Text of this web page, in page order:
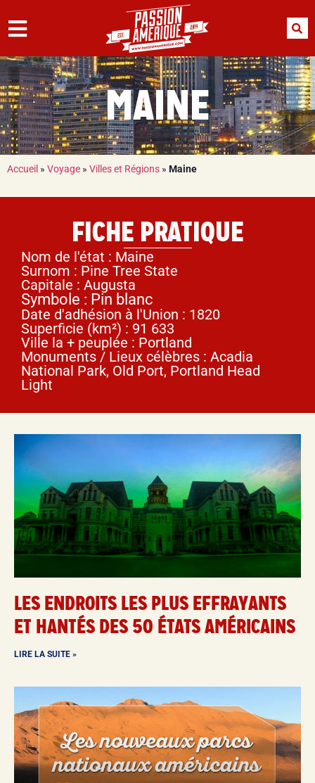
MAINE
Accueil » Voyage » Villes et Régions » Maine
LES ENDROITS LES PLUS EFFRAYANTS
ET HANTÉS DES 50 ÉTATS AMÉRICAINS
LIRE LA SUITE »
FICHE PRATIQUE
Nom de l'état : Maine
Surnom : Pine Tree State
Capitale : Augusta
Symbole : Pin blanc
Date d'adhésion à l'Union : 1820
Superficie (km²) : 91 633
Ville la + peuplée : Portland
Monuments / Lieux célèbres : Acadia
National Park, Old Port, Portland Head
Light